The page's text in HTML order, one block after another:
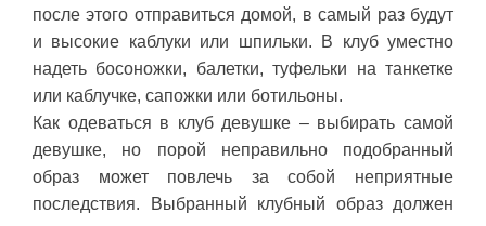
после этого отправиться домой, в самый раз будут
и высокие каблуки или шпильки. В клуб уместно
надеть босоножки, балетки, туфельки на танкетке
или каблучке, сапожки или ботильоны.
Как одеваться в клуб девушке – выбирать самой
девушке, но порой неправильно подобранный
образ может повлечь за собой неприятные
последствия. Выбранный клубный образ должен